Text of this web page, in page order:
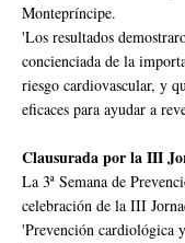
Montepríncipe.
'Los resultados
concienciada de la
riesgo cardiovascular, y
eficaces para ayudar a
Clausurada por la III
La 3ª Semana de
celebración de la III
'Prevención cardiológica